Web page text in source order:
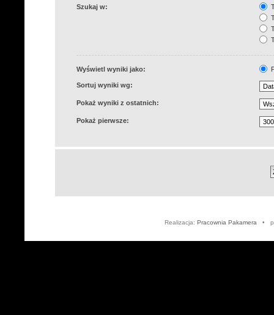
Szukaj w:
Wyświetl wyniki jako:
Sortuj wyniki wg:
Pokaż wyniki z ostatnich:
Pokaż pierwsze:
Realizacja: Pracownia Pakamera •